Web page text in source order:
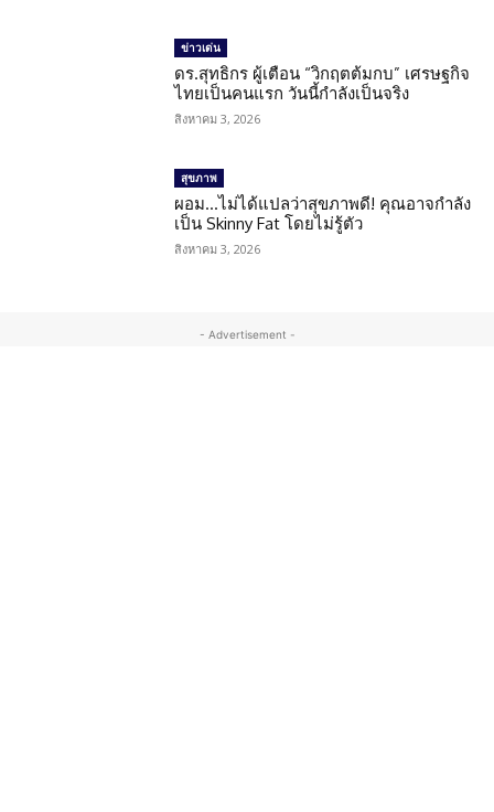
ข่าวเด่น
ดร.สุทธิกร ผู้เตือน “วิกฤตต้มกบ” เศรษฐกิจ
ไทยเป็นคนแรก วันนี้กำลังเป็นจริง
สิงหาคม 3, 2026
สุขภาพ
ผอม…ไม่ได้แปลว่าสุขภาพดี! คุณอาจกำลัง
เป็น Skinny Fat โดยไม่รู้ตัว
สิงหาคม 3, 2026
- Advertisement -